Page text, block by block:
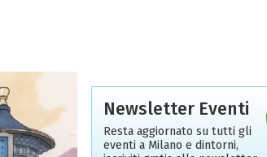
Newsletter Eventi
Resta aggiornato su tutti gli
eventi a Milano e dintorni,